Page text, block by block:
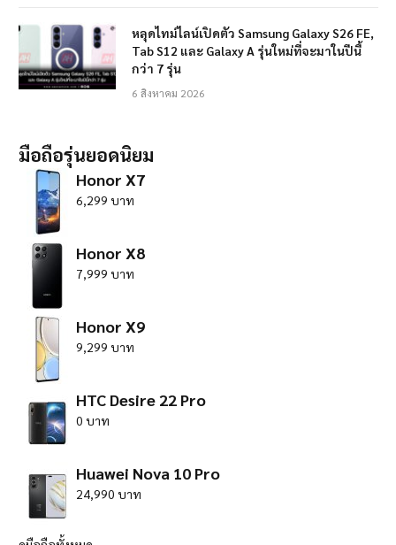
หลุดไทม์ไลน์เปิดตัว Samsung Galaxy S26 FE,
Tab S12 และ Galaxy A รุ่นใหม่ที่จะมาในปีนี้
กว่า 7 รุ่น
6 สิงหาคม 2026
มือถือรุ่นยอดนิยม
Honor X7
6,299 บาท
Honor X8
7,999 บาท
Honor X9
9,299 บาท
HTC Desire 22 Pro
0 บาท
Huawei Nova 10 Pro
24,990 บาท